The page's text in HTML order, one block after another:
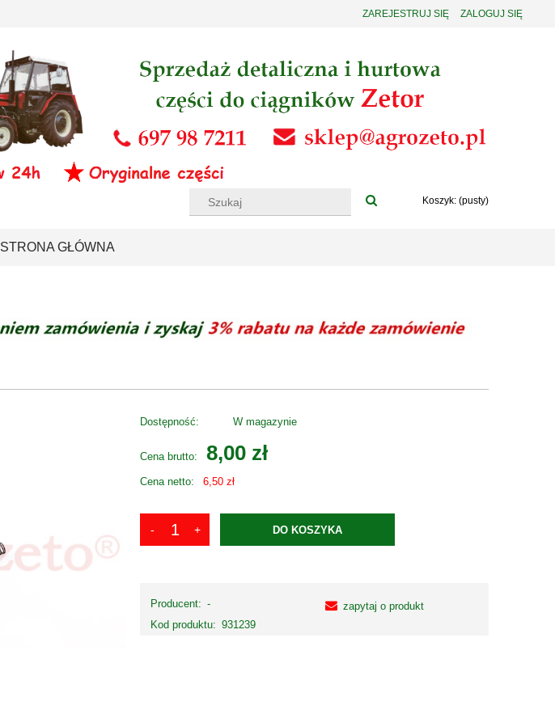
ZAREJESTRUJ SIĘ ZALOGUJ SIĘ
Koszyk: (pusty)
STRONA GŁÓWNA
Dostępność: W magazynie
Cena brutto: 8,00 zł
Cena netto: 6,50 zł
DO KOSZYKA
Producent: -
Kod produktu: 931239
zapytaj o produkt